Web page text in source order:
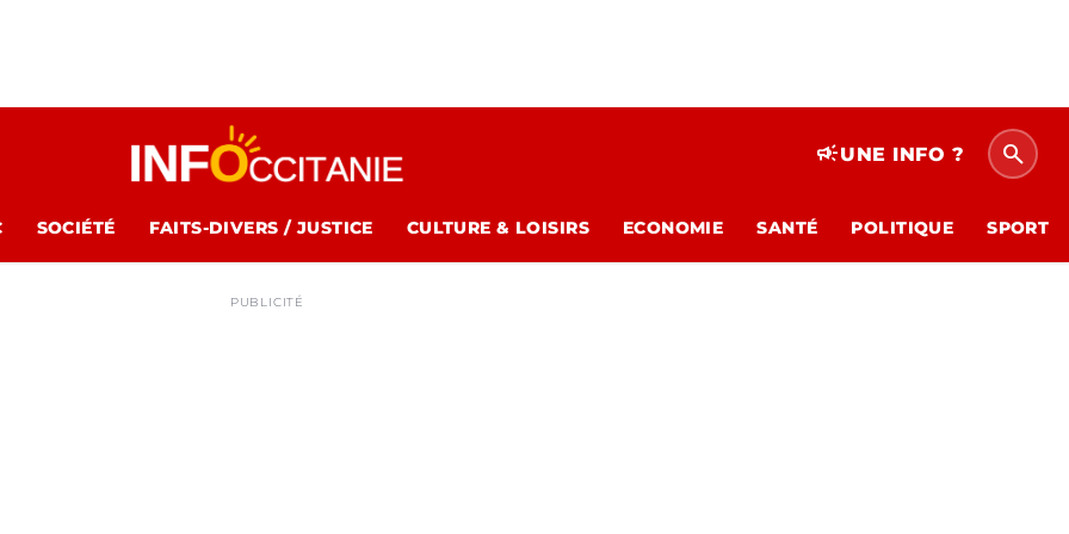
campaignUNE INFO ? search
SOCIÉTÉ FAITS-DIVERS / JUSTICE CULTURE & LOISIRS ECONOMIE SANTÉ POLITIQUE SPORT
PUBLICITÉ